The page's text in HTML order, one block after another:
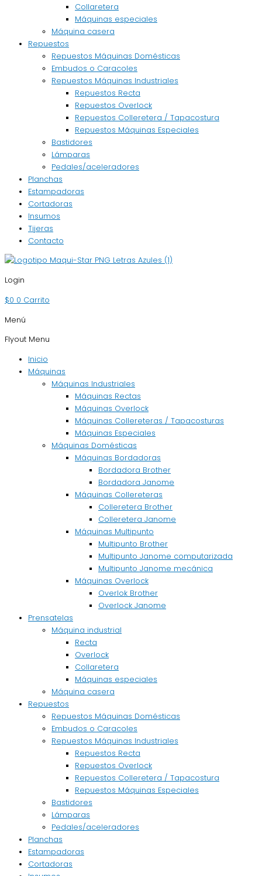
Collaretera
Máquinas especiales
Máquina casera
Repuestos
Repuestos Máquinas Domésticas
Embudos o Caracoles
Repuestos Máquinas Industriales
Repuestos Recta
Repuestos Overlock
Repuestos Colleretera / Tapacostura
Repuestos Máquinas Especiales
Bastidores
Lámparas
Pedales/aceleradores
Planchas
Estampadoras
Cortadoras
Insumos
Tijeras
Contacto
Login
$0 0 Carrito
Menú
Flyout Menu
Inicio
Máquinas
Máquinas Industriales
Máquinas Rectas
Máquinas Overlock
Máquinas Collereteras / Tapacosturas
Máquinas Especiales
Máquinas Domésticas
Máquinas Bordadoras
Bordadora Brother
Bordadora Janome
Máquinas Collereteras
Colleretera Brother
Colleretera Janome
Máquinas Multipunto
Multipunto Brother
Multipunto Janome computarizada
Multipunto Janome mecánica
Máquinas Overlock
Overlok Brother
Overlock Janome
Prensatelas
Máquina industrial
Recta
Overlock
Collaretera
Máquinas especiales
Máquina casera
Repuestos
Repuestos Máquinas Domésticas
Embudos o Caracoles
Repuestos Máquinas Industriales
Repuestos Recta
Repuestos Overlock
Repuestos Colleretera / Tapacostura
Repuestos Máquinas Especiales
Bastidores
Lámparas
Pedales/aceleradores
Planchas
Estampadoras
Cortadoras